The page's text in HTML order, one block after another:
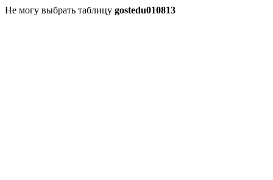
Не могу выбрать таблицу gostedu010813